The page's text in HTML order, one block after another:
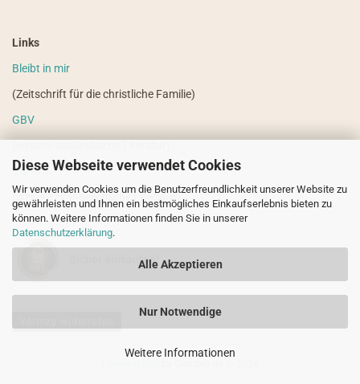
Diese Webseite verwendet Cookies
Wir verwenden Cookies um die Benutzerfreundlichkeit unserer Website zu
gewährleisten und Ihnen ein bestmögliches Einkaufserlebnis bieten zu
können. Weitere Informationen finden Sie in unserer
Datenschutzerklärung.
Alle Akzeptieren
Nur Notwendige
Weitere Informationen
Links
Bleibt in mir
(Zeitschrift für die christliche Familie)
GBV
VdHS
(weitere evangelistische Literatur)
Sicher einkaufen!